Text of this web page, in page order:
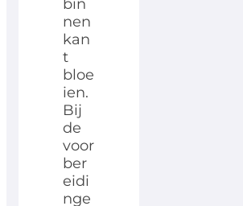
bin
nen
kan
t
bloe
ien.
Bij
de
voor
ber
eidi
nge